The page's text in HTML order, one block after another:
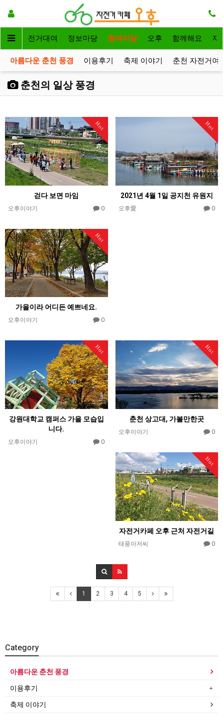
인 자전거대여 정보마당 참여마당 오후 함께해요 자
아름다운 춘천 풍경 이용후기 축제 이야기 춘천 자전거여
춘천의 일상 풍경
Hot
걷다 보면 마임
오후이야기 0
Hot
2021년 4월 1일 공지천 유원지
오후愛 0
Hot
가을이라 어디든 예쁘네요.
오후이야기 0
Hot
강원대학교 캠퍼스 가을 모습입
니다.
오후이야기 0
Hot
춘천 상고대, 가볼만한곳
오후이야기 0
Hot
자전거카페 오후 근처 자전거길
태풍아저씨 0
1 2 3 4 5
Category
아름다운 춘천 풍경
이용후기
축제 이야기